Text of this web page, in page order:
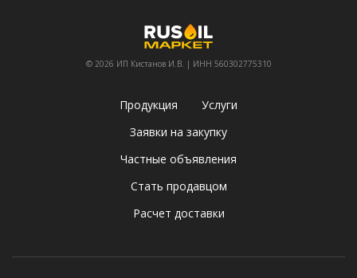
© 2026 ИП Кистанов И.В. | ИНН 560302775310
Продукция
Услуги
Заявки на закупку
Частные объявления
Стать продавцом
Расчет доставки